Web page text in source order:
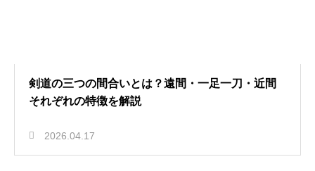
剣道の三つの間合いとは？遠間・一足一刀・近間
それぞれの特徴を解説
2026.04.17